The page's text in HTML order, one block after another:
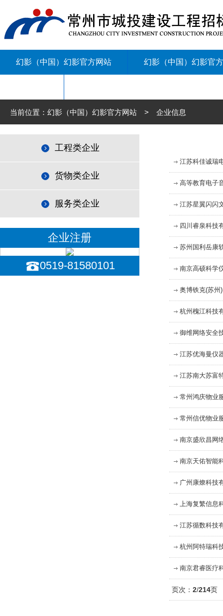
幻影（中国）幻影官方网站 幻影（中国）幻影官
当前位置：幻影（中国）幻影官方网站 > 企业信息
工程类企业
货物类企业
服务类企业
企业注册
0519-81580101
江苏科佳诚瑞
高等教育电子
江苏星翼闪闪
四川睿泉科技
苏州国利岳康
南京高硕科学
奥博铁克(苏州
杭州槐江科技
御维网络安全
江苏优海曼仪
江苏南大苏富
常州鸿庆物业
常州信优物业
南京盛欣昌网
南京天佑智能
广州康燎科技
上海复繁信息
江苏循数科技
杭州阿特瑞科
南京君睿医疗
页次： 2/214页